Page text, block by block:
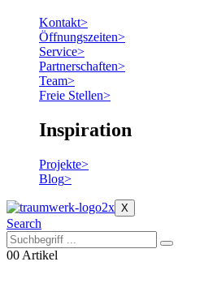
Kontakt>
Öffnungszeiten>
Service>
Partnerschaften>
Team>
Freie Stellen>
Inspiration
Projekte>
Blog>
X
Search
00 Artikel